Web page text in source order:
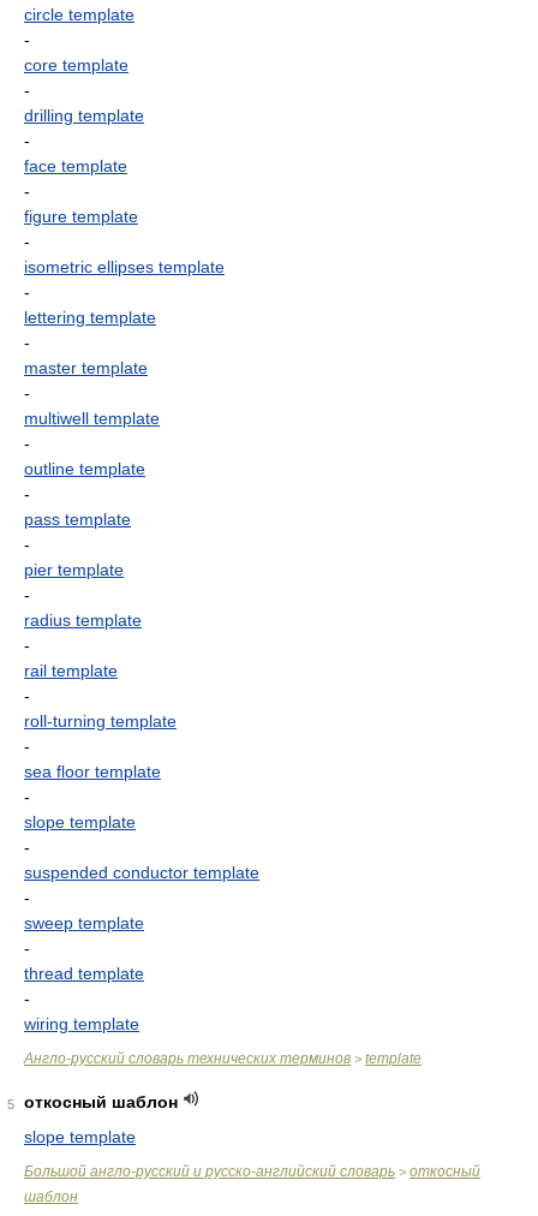
circle template
-
core template
-
drilling template
-
face template
-
figure template
-
isometric ellipses template
-
lettering template
-
master template
-
multiwell template
-
outline template
-
pass template
-
pier template
-
radius template
-
rail template
-
roll-turning template
-
sea floor template
-
slope template
-
suspended conductor template
-
sweep template
-
thread template
-
wiring template
Англо-русский словарь технических терминов > template
5
откосный шаблон
slope template
Большой англо-русский и русско-английский словарь > откосный
шаблон